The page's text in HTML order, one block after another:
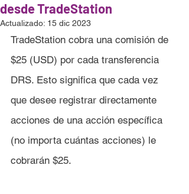
desde TradeStation
Actualizado: 15 dic 2023
TradeStation cobra una comisión de
$25 (USD) por cada transferencia
DRS. Esto significa que cada vez
que desee registrar directamente
acciones de una acción específica
(no importa cuántas acciones) le
cobrarán $25.